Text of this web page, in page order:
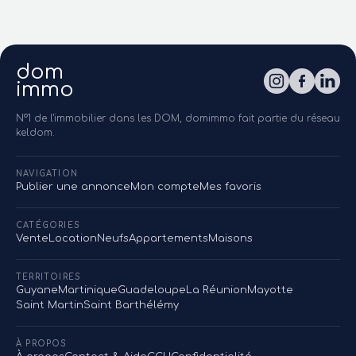
dom
immo
N°1 de l'immobilier dans les DOM, domimmo fait partie du réseau
keldom.
NAVIGATION
Publier une annonceMon compteMes favoris
CATÉGORIES
Vente LocationNeufsAppartementsMaisons
TERRITOIRES
GuyaneMartiniqueGuadeloupe La RéunionMayotte
Saint MartinSaint Barthélémy
À PROPOS